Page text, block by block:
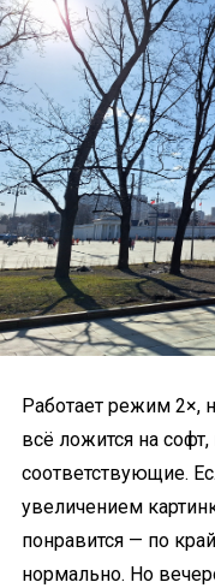
Работает режим 2×,
всё ложится на
соответствующие.
увеличением
понравится — по
нормально. Но